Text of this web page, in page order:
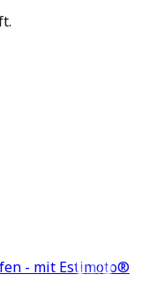
- mit Estimoto®